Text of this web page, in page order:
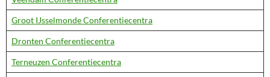
Groot IJsselmonde Conferentiecentra
Dronten Conferentiecentra
Terneuzen Conferentiecentra